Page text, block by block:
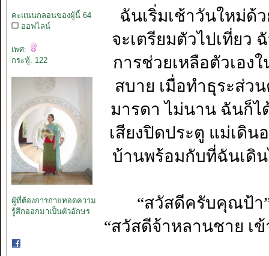
คะแนนกลอนของผู้นี้ 64
ออฟไลน์
เพศ:
กระทู้: 122
ผู้ที่ต้องการถ่ายทอดความ
รู้สึกออกมาเป็นตัวอักษร
ฉันเริ่มเช้าวันใหม่ด้
จะเตรียมตัวไปเที่ยว
การช่วยเหลือตัวเอง
สบาย เมื่อทำธุระส่ว
มารดา ไม่นาน ฉันก็ไ
เสียงปิดประตู แม่เดิ
บ้านพร้อมกับที่ฉันเดิ
“สวัสดีครับคุณป้า
“สวัสดีจ้าหลานชาย เ